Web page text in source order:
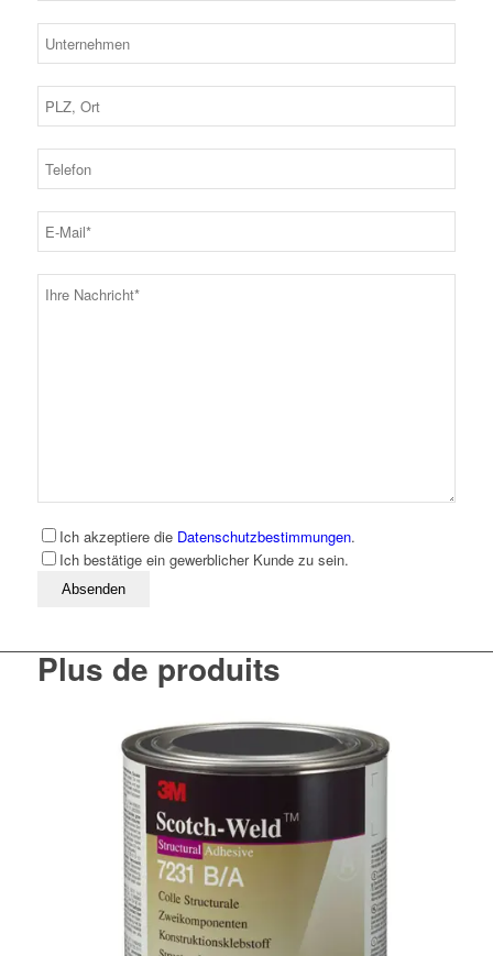
Ich akzeptiere die Datenschutzbestimmungen.
Ich bestätige ein gewerblicher Kunde zu sein.
Bitte lassen Sie dieses Feld leer
Plus de produits